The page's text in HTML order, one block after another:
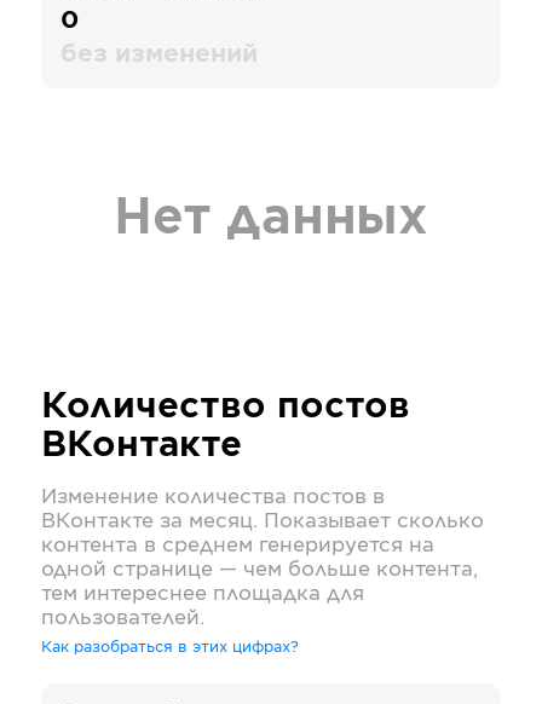
0
без изменений
Нет данных
Количество постов
ВКонтакте
Изменение количества постов в
ВКонтакте за месяц. Показывает сколько
контента в среднем генерируется на
одной странице — чем больше контента,
тем интереснее площадка для
пользователей.
Как разобраться в этих цифрах?